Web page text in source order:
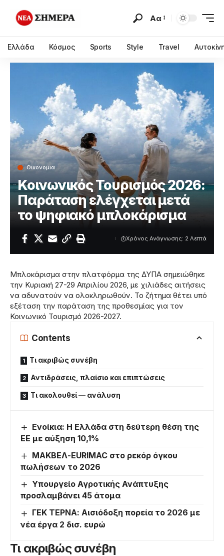
Αα
Ελλάδα Κόσμος Sports Style Travel
Οικονομια
Κοινωνικός Τουρισμός 2026:
Παράταση ελέγχεται μετά
το ψηφιακό μπλοκάρισμα
Χρόνος Ανάγνωσης: 2 Λεπτά
Μπλοκάρισμα στην πλατφόρμα της ΔΥΠΑ σημειώθηκε
την Κυριακή 27-29 Απριλίου 2026, με χιλιάδες αιτήσεις
να αδυνατούν να ολοκληρωθούν. Το ζήτημα θέτει υπό
εξέταση την παράταση της προθεσμίας για τον
Κοινωνικό Τουρισμό 2026-2027.
Contents
Τι ακριβώς συνέβη
Αντιδράσεις, πλαίσιο και επιπτώσεις
Τι ακολουθεί — ανάλυση
Ενοίκια: Η Ελλάδα στη δεύτερη θέση της
ΕΕ με αύξηση 10,1%
ΜΑΚΒΕΛ-EURIMAC στο ρεκόρ όγκου
πωλήσεων το 2026
Υπουργείο Αγροτικής Ανάπτυξης
προσλαμβάνει 45 άτομα
ΓΕΚ ΤΕΡΝΑ: Αισιόδοξη πορεία το 2026 με
νέα έργα 2 δισ. ευρώ
Τι ακριβώς συνέβη